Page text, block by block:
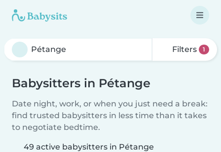
Filters 1
Babysitters in Pétange
Date night, work, or when you just need a break:
find trusted babysitters in less time than it takes
to negotiate bedtime.
49 active babysitters in Pétange